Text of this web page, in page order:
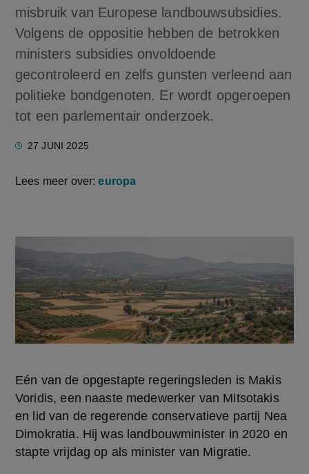
misbruik van Europese landbouwsubsidies.
Volgens de oppositie hebben de betrokken
ministers subsidies onvoldoende
gecontroleerd en zelfs gunsten verleend aan
politieke bondgenoten. Er wordt opgeroepen
tot een parlementair onderzoek.
27 JUNI 2025
Lees meer over:europa
Eén van de opgestapte regeringsleden is Makis
Voridis, een naaste medewerker van Mitsotakis
en lid van de regerende conservatieve partij Nea
Dimokratia. Hij was landbouwminister in 2020 en
stapte vrijdag op als minister van Migratie.